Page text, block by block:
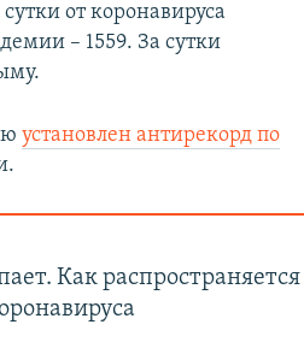
от коронавируса
– 1559. За сутки
установлен антирекорд по
Как распространяется